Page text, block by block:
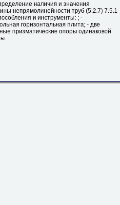
наличия и значения
непрямолинейности труб (5.2.7) 7.5.1
и инструменты: ; -
горизонтальная плита; - две
призматические опоры одинаковой